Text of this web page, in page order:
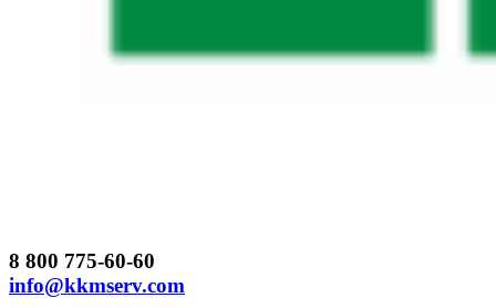
8 800 775-60-60
info@kkmserv.com